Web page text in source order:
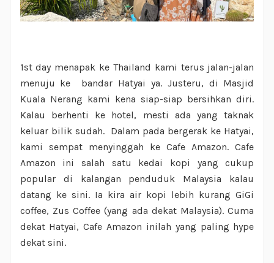
1st day menapak ke Thailand kami terus jalan-jalan
menuju ke bandar Hatyai ya. Justeru, di Masjid
Kuala Nerang kami kena siap-siap bersihkan diri.
Kalau berhenti ke hotel, mesti ada yang taknak
keluar bilik sudah. Dalam pada bergerak ke Hatyai,
kami sempat menyinggah ke Cafe Amazon. Cafe
Amazon ini salah satu kedai kopi yang cukup
popular di kalangan penduduk Malaysia kalau
datang ke sini. Ia kira air kopi lebih kurang GiGi
coffee, Zus Coffee (yang ada dekat Malaysia). Cuma
dekat Hatyai, Cafe Amazon inilah yang paling hype
dekat sini.